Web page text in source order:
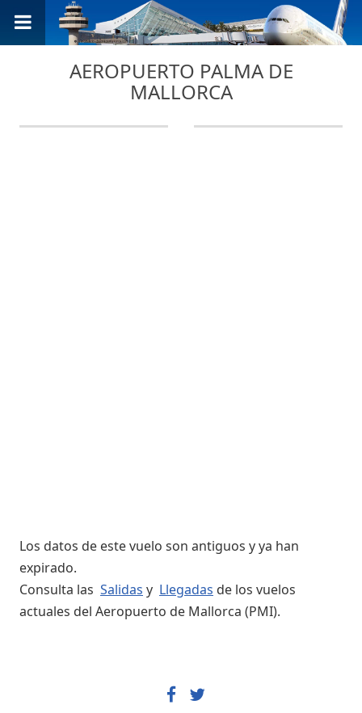
AEROPUERTO PALMA DE
MALLORCA
Los datos de este vuelo son antiguos y ya han
expirado.
Consulta las Salidas y Llegadas de los vuelos
actuales del Aeropuerto de Mallorca (PMI).